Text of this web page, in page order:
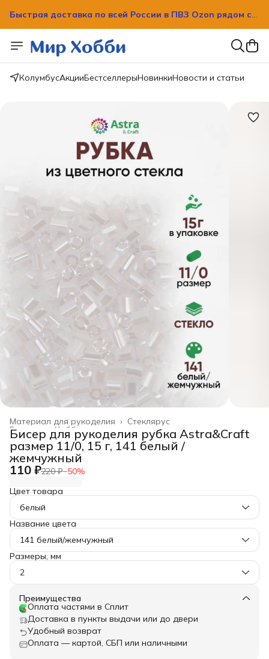
вашим домом!
вашим домом!
КолумбусАкцииБестселлерыНовинкиНовости и статьи
Стеклярус
Материал для рукоделия ›
Хобби и творчество ›
Главная
Бисер для рукоделия рубка Astra&Craft
размер 11/0, 15 г, 141 белый /
жемчужный
110 ₽220 ₽−50%
Цвет товара
белый
Название цвета
141 белый/жемчужный
Размеры, мм
2
Преимущества
Оплата частями в Сплит
Доставка в пункты выдачи или до двери
Удобный возврат
Оплата — картой, СБП или наличными